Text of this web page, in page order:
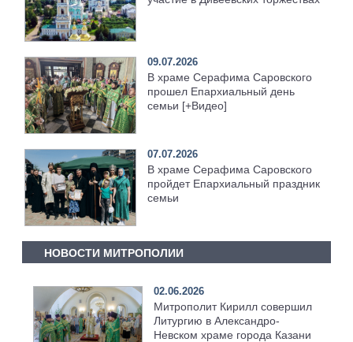
09.07.2026
В храме Серафима Саровского
прошел Епархиальный день
семьи [+Видео]
07.07.2026
В храме Серафима Саровского
пройдет Епархиальный праздник
семьи
НОВОСТИ МИТРОПОЛИИ
02.06.2026
Митрополит Кирилл совершил
Литургию в Александро-
Невском храме города Казани